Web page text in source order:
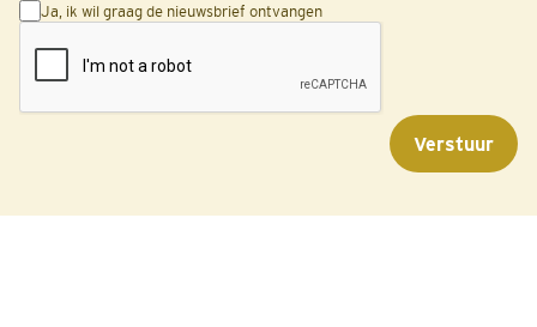
Ja, ik wil graag de nieuwsbrief ontvangen